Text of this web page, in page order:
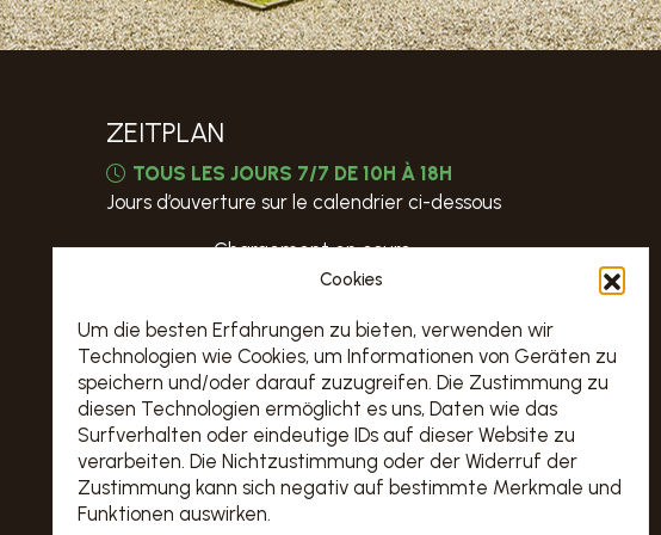
Cookies
Um die besten Erfahrungen zu bieten, verwenden wir
Technologien wie Cookies, um Informationen von Geräten zu
speichern und/oder darauf zuzugreifen. Die Zustimmung zu
diesen Technologien ermöglicht es uns, Daten wie das
Surfverhalten oder eindeutige IDs auf dieser Website zu
verarbeiten. Die Nichtzustimmung oder der Widerruf der
Zustimmung kann sich negativ auf bestimmte Merkmale und
Funktionen auswirken.
ZEITPLAN
TOUS LES JOURS 7/7 DE 10H À 18H
Jours d’ouverture sur le calendrier ci-dessous
Chargement en cours…
BESUCHE